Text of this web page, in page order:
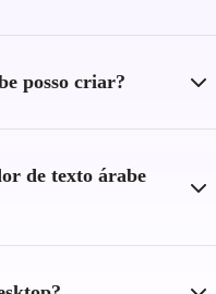
posso criar?
de texto árabe